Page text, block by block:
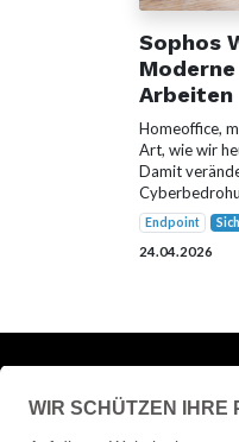
Sophos
Arbeiten
Homeoffice,
Art, wie wir
Damit
Endpoint
24.04.2026
Nachricht